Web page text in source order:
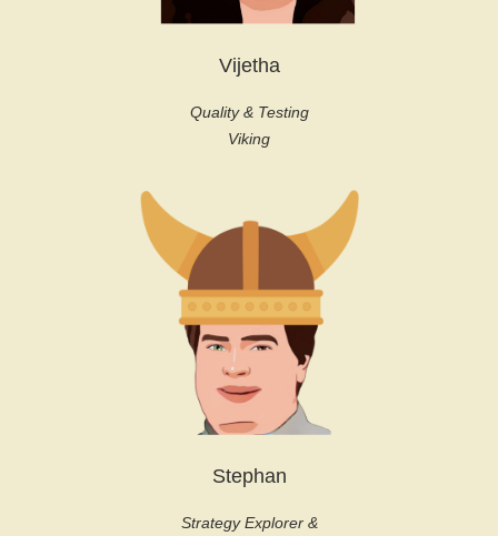
Vijetha
Quality & Testing
Viking
Stephan
Strategy Explorer &